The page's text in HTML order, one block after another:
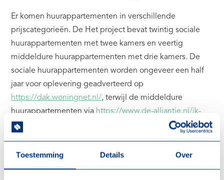
Toestemming Details Over
Er komen huurappartementen in verschillende
prijscategorieën. De Het project bevat twintig sociale
huurappartementen met twee kamers en veertig
middeldure huurappartementen met drie kamers. De
sociale huurappartementen worden ongeveer een half
jaar voor oplevering geadverteerd op
https://dak.woningnet.nl/, terwijl de middeldure
huurappartementen via https://www.de-alliantie.nl/ik-
zoek/
Duurzame supermarkt voor de
buurt